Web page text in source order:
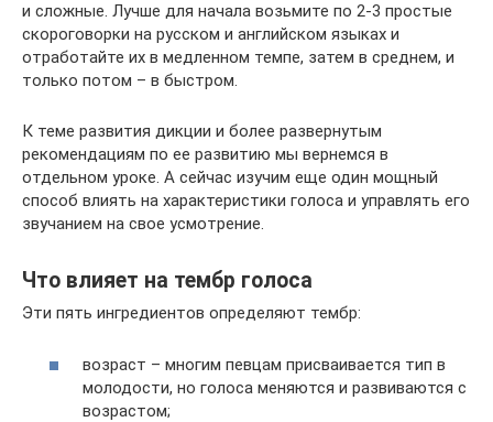
и сложные. Лучше для начала возьмите по 2-3 простые
скороговорки на русском и английском языках и
отработайте их в медленном темпе, затем в среднем, и
только потом – в быстром.
К теме развития дикции и более развернутым
рекомендациям по ее развитию мы вернемся в
отдельном уроке. А сейчас изучим еще один мощный
способ влиять на характеристики голоса и управлять его
звучанием на свое усмотрение.
Что влияет на тембр голоса
Эти пять ингредиентов определяют тембр:
возраст – многим певцам присваивается тип в
молодости, но голоса меняются и развиваются с
возрастом;